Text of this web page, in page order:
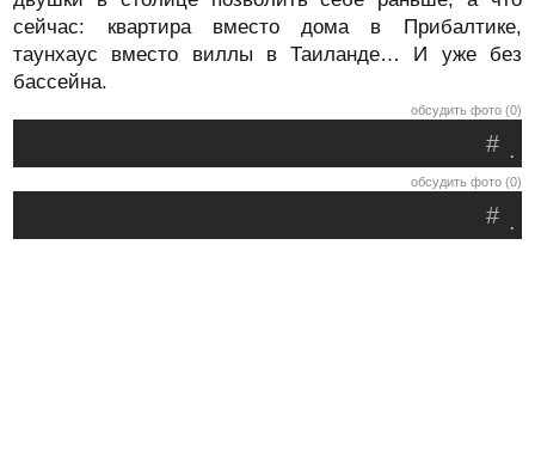
сейчас: квартира вместо дома в Прибалтике,
таунхаус вместо виллы в Таиланде… И уже без
бассейна.
обсудить фото (0)
.
#
обсудить фото (0)
.
#